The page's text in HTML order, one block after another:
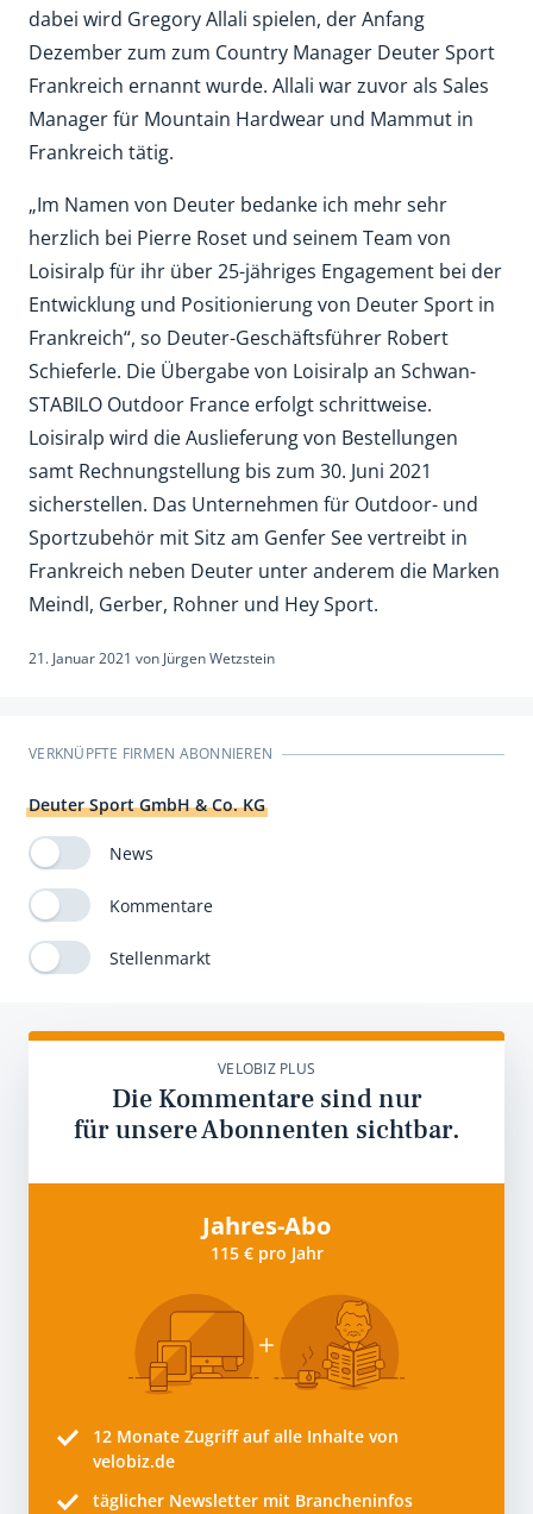
dabei wird Gregory Allali spielen, der Anfang
Dezember zum zum Country Manager Deuter Sport
Frankreich ernannt wurde. Allali war zuvor als Sales
Manager für Mountain Hardwear und Mammut in
Frankreich tätig.
„Im Namen von Deuter bedanke ich mehr sehr
herzlich bei Pierre Roset und seinem Team von
Loisiralp für ihr über 25-jähriges Engagement bei der
Entwicklung und Positionierung von Deuter Sport in
Frankreich“, so Deuter-Geschäftsführer Robert
Schieferle. Die Übergabe von Loisiralp an Schwan-
STABILO Outdoor France erfolgt schrittweise.
Loisiralp wird die Auslieferung von Bestellungen
samt Rechnungstellung bis zum 30. Juni 2021
sicherstellen. Das Unternehmen für Outdoor- und
Sportzubehör mit Sitz am Genfer See vertreibt in
Frankreich neben Deuter unter anderem die Marken
Meindl, Gerber, Rohner und Hey Sport.
21. Januar 2021 von Jürgen Wetzstein
VERKNÜPFTE FIRMEN ABONNIEREN
Deuter Sport GmbH & Co. KG
News
Kommentare
Stellenmarkt
VELOBIZ PLUS
Die Kommentare sind nur
für unsere Abonnenten sichtbar.
Jahres-Abo
115 € pro Jahr
12 Monate Zugriff auf alle Inhalte von
velobiz.de
täglicher Newsletter mit Brancheninfos